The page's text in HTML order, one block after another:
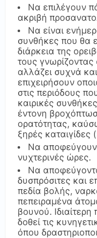
Να επιλέγουν
ακριβή
Να είναι
συνθήκες που θα
διάρκεια της
τους γνωρίζοντας
αλλάζει συχνά
επιχειρήσουν
στις περιόδους
καιρικές
έντονη
ορατότητας,
ξηρές καταιγίδες
Να αποφεύγουν
νυχτερινές ώρες.
Να
δυσπρόσιτες και
πεδία βολής,
πεπειραμένα
βουνού.
δοθεί τις
όπου